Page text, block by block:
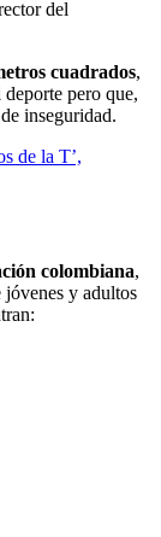
del
cuadrados,
pero que,
inseguridad.
de la T’,
colombiana,
y adultos